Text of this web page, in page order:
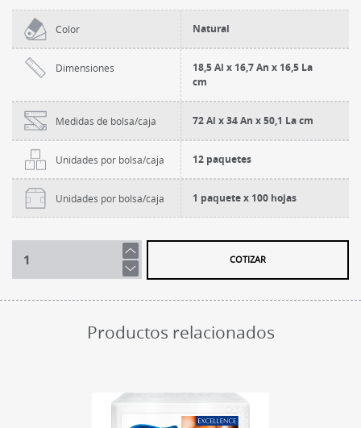
Color Natural
Dimensiones
18,5 Al x 16,7 An x 16,5 La
cm
Medidas de bolsa/caja 72 Al x 34 An x 50,1 La cm
Unidades por bolsa/caja 12 paquetes
Unidades por bolsa/caja 1 paquete x 100 hojas
COTIZAR
Productos relacionados